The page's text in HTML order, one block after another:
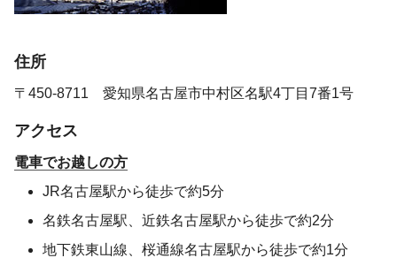
住所
〒450-8711 愛知県名古屋市中村区名駅4丁目7番1号
アクセス
電車でお越しの方
JR名古屋駅から徒歩で約5分
名鉄名古屋駅、近鉄名古屋駅から徒歩で約2分
地下鉄東山線、桜通線名古屋駅から徒歩で約1分